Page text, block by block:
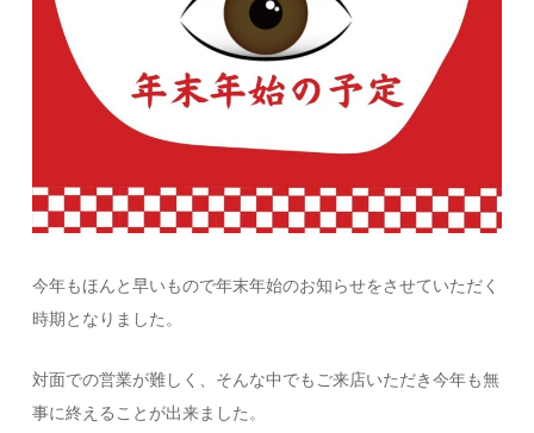
今年もほんと早いもので年末年始のお知らせをさせていただく
時期となりました。
対面での営業が難しく、そんな中でもご来店いただき今年も無
事に終えることが出来ました。